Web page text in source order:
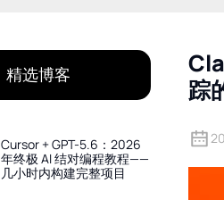
精选博客
Cursor + GPT-5.6：2026
年终极 AI 结对编程教程——
几小时内构建完整项目
踪